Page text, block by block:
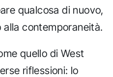
qualcosa di nuovo,
contemporaneità.
quello di West
riflessioni: lo